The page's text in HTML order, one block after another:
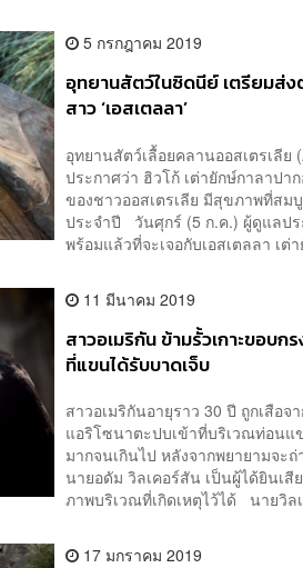
5 กรกฎาคม 2019
อุทยานสัตว์ในซิดนีย์ เตรียมส่ง
สาว ‘เอสเตลลา’
อุทยานสัตว์เลื้อยคลานออสเตรเลีย
ประกาศว่า ฮิวโก้ เต่ายักษ์กาลาป
ของชาวออสเตรเลีย มีสุขภาพที่ส
ประจำปี วันศุกร์ (5 ก.ค.) ผู้ดูแลปร
พร้อมแล้วที่จะเจอกับเอสเตลลา เต่
11 มีนาคม 2019
สาวอเมริกัน ข้ามรั้วเกาะขอบก
ที่แขนได้รับบาดเจ็บ
สาวอเมริกันอายุราว 30 ปี ถูกเสือ
แอริโซนาตะปบเข้าที่บริเวณท่อนแ
มากจนเกินไป หลังจากพยายามจะ
นายอดัม วิลเคอร์สัน เป็นผู้ได้ยินเ
ภาพบริเวณที่เกิดเหตุไว้ได้ นายวิล
17 มกราคม 2019